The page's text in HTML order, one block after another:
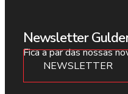
Newsletter
Fica a par das nossas
NEWSLETTER